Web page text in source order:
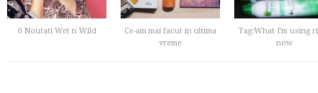
6 Noutati Wet n Wild
Ce-am mai facut in ultima
vreme
Tag:What I'm using
now